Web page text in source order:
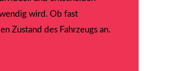
wird. Ob fast
Zustand des Fahrzeugs an.